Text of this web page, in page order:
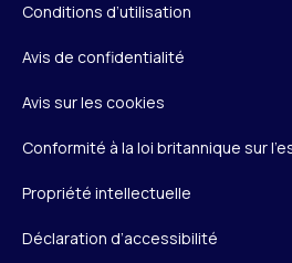
Conditions d’utilisation
Avis de confidentialité
Avis sur les cookies
Conformité à la loi britannique sur
Propriété intellectuelle
Déclaration d’accessibilité